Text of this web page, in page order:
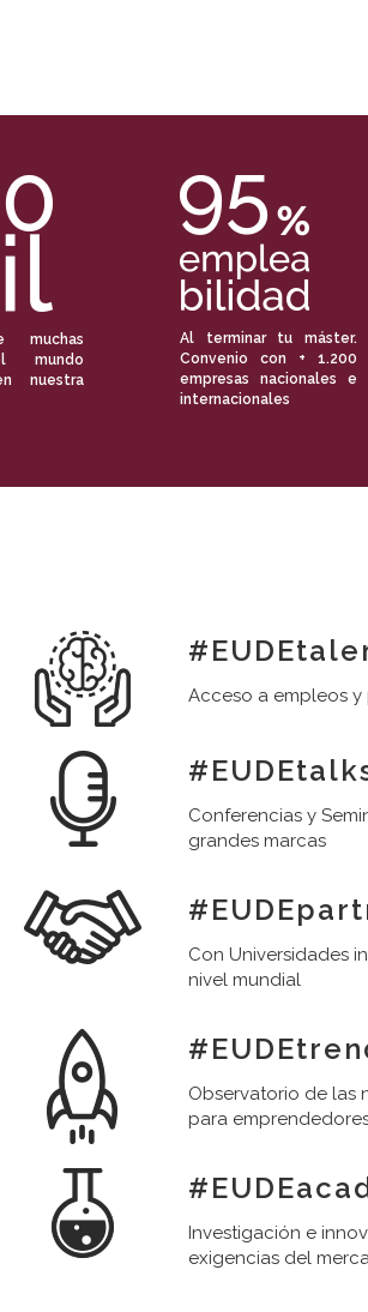
muchas
mundo
nuestra
Al terminar tu máster.
Convenio con + 1.200
empresas nacionales e
internacionales
Acceso a empleos y
Conferencias y
grandes marcas
Con Universidades
nivel mundial
Observatorio de las
para
Investigación e
exigencias del